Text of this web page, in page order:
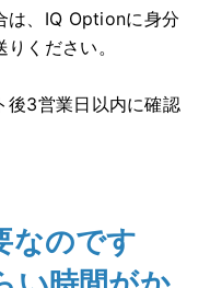
は、IQ Optionに身分
ください。
後3営業日以内に確認
なのです